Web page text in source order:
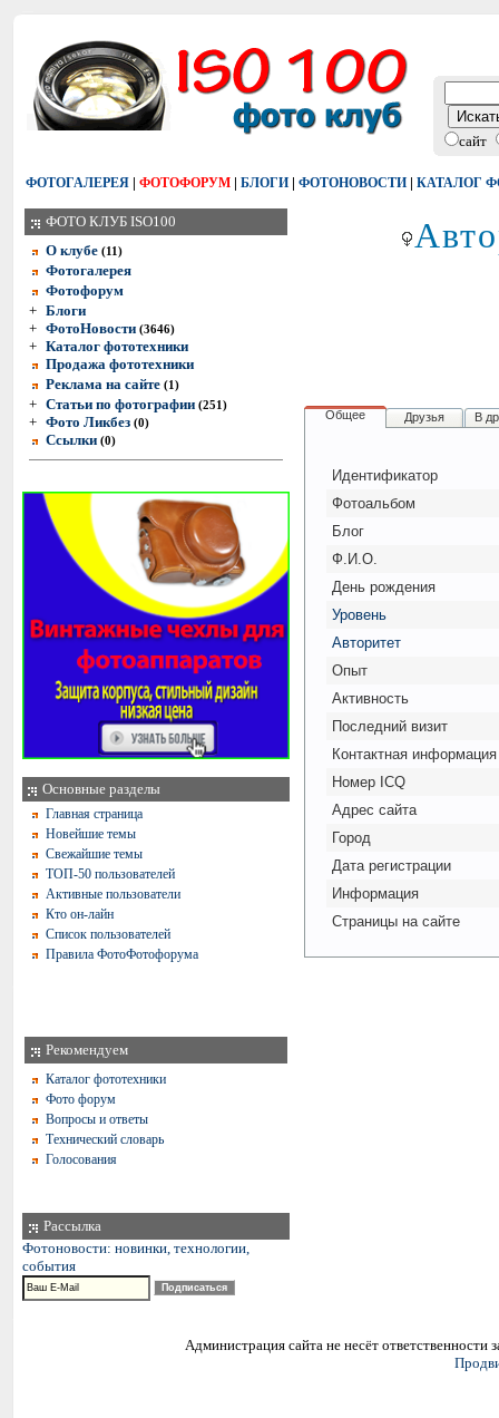
сайт
ФОТОГАЛЕРЕЯ | ФОТОФОРУМ | БЛОГИ | ФОТОНОВОСТИ | КАТАЛОГ
ФОТО КЛУБ ISO100
О клубе (11)
Фотогалерея
Фотофорум
+ Блоги
+ ФотоНовости (3646)
+ Каталог фототехники
Продажа фототехники
Реклама на сайте (1)
+ Статьи по фотографии (251)
+ Фото Ликбез (0)
Ссылки (0)
Основные разделы
Главная страница
Новейшие темы
Свежайшие темы
ТОП-50 пользователей
Активные пользователи
Кто он-лайн
Список пользователей
Правила ФотоФотофорума
Рекомендуем
Каталог фототехники
Фото форум
Вопросы и ответы
Технический словарь
Голосования
Рассылка
Фотоновости: новинки, технологии,
события
Общее Друзья В
Идентификатор
Фотоальбом
Блог
Ф.И.О.
День рождения
Уровень
Авторитет
Опыт
Активность
Последний визит
Контактная информация
Номер ICQ
Адрес сайта
Город
Дата регистрации
Информация
Страницы на сайте
Администрация сайта не несёт ответственности